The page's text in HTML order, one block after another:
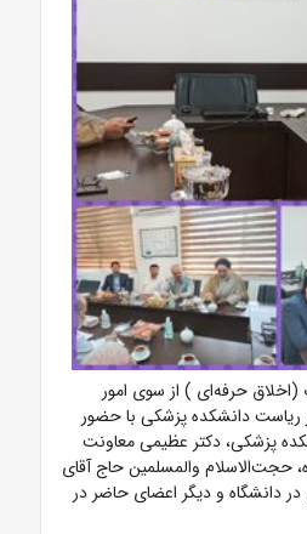
حرفه‌ای ) از سوی امور
ریاست دانشکده پزشکی با حضور
پزشکی، دکتر عظیمی معاونت
حجت‌الاسلام والمسلمین حاج آقای
دانشگاه و دیگر اعضای حاضر در